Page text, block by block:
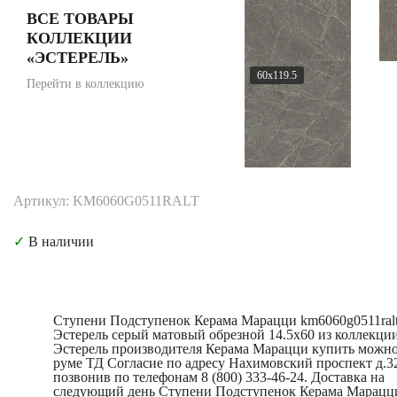
ВСЕ ТОВАРЫ
КОЛЛЕКЦИИ
«ЭСТЕРЕЛЬ»
Перейти в коллекцию
60x119.5
Артикул: KM6060G0511RALT
✓ В наличии
Ступени Подступенок Керама Марацци
Эстерель серый матовый обрезной 14.5x60 из
Эстерель производителя Керама Марацци купить
руме ТД Согласие по адресу Нахимовский проспект
позвонив по телефонам 8 (800) 333-46-24. Доставка на
следующий день Ступени Подступенок Керама